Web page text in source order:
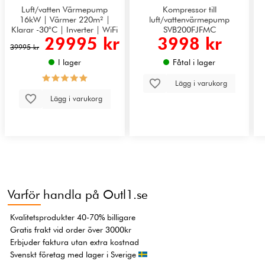
Luft/vatten Värmepump
16kW | Värmer 220m² |
Klarar -30°C | Inverter | WiFi
39995 kr 29995 kr
I lager
Lägg i varukorg
Kompressor till
luft/vattenvärmepump
SVB200FJFMC
3998 kr
Fåtal i lager
Lägg i varukorg
Varför handla på Outl1.se
Kvalitetsprodukter 40-70% billigare
Gratis frakt vid order över 3000kr
Erbjuder faktura utan extra kostnad
Svenskt företag med lager i Sverige